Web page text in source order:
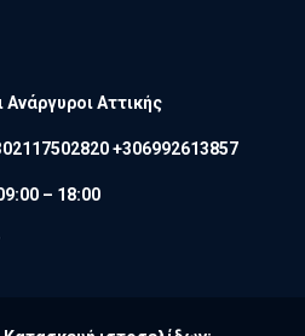
Ανάργυροι Αττικής
+306992613857
– 18:00